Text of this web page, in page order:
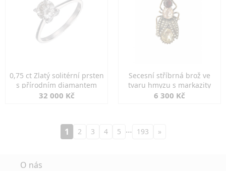
0,75 ct Zlatý solitérní prsten
s přírodním diamantem
32 000 Kč
Secesní stříbrná brož ve
tvaru hmyzu s markazity
6 300 Kč
1 2 3 4 5 … 193 »
O nás